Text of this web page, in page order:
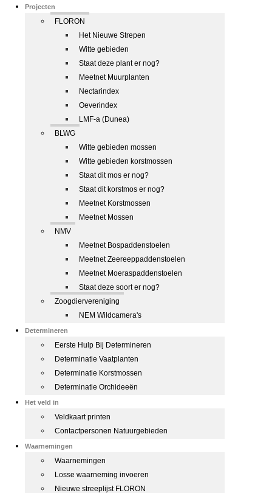
Projecten
FLORON
Het Nieuwe Strepen
Witte gebieden
Staat deze plant er nog?
Meetnet Muurplanten
Nectarindex
Oeverindex
LMF-a (Dunea)
BLWG
Witte gebieden mossen
Witte gebieden korstmossen
Staat dit mos er nog?
Staat dit korstmos er nog?
Meetnet Korstmossen
Meetnet Mossen
NMV
Meetnet Bospaddenstoelen
Meetnet Zeereeppaddenstoelen
Meetnet Moeraspaddenstoelen
Staat deze soort er nog?
Zoogdiervereniging
NEM Wildcamera's
Determineren
Eerste Hulp Bij Determineren
Determinatie Vaatplanten
Determinatie Korstmossen
Determinatie Orchideeën
Het veld in
Veldkaart printen
Contactpersonen Natuurgebieden
Waarnemingen
Waarnemingen
Losse waarneming invoeren
Nieuwe streeplijst FLORON